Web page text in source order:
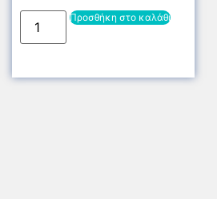
Προσθήκη στο καλάθι